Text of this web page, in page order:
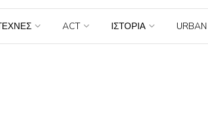
ACT ΙΣΤΟΡΙΑ URBAN